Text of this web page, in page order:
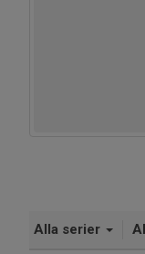
Alla serier